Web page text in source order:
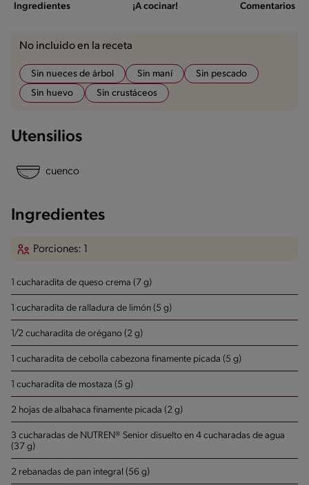
Ingredientes ¡A cocinar! Comentarios
No incluido en la receta
Sin nueces de árbol Sin maní
Sin pescado
Sin huevo
Sin crustáceos
Utensilios
cuenco
Ingredientes
Porciones: 1
1 cucharadita de queso crema (7 g)
1 cucharadita de ralladura de limón (5 g)
1/2 cucharadita de orégano (2 g)
1 cucharadita de cebolla cabezona finamente picada (5 g)
1 cucharadita de mostaza (5 g)
2 hojas de albahaca finamente picada (2 g)
3 cucharadas de NUTREN® Senior disuelto en 4 cucharadas de agua
(37 g)
2 rebanadas de pan integral (56 g)